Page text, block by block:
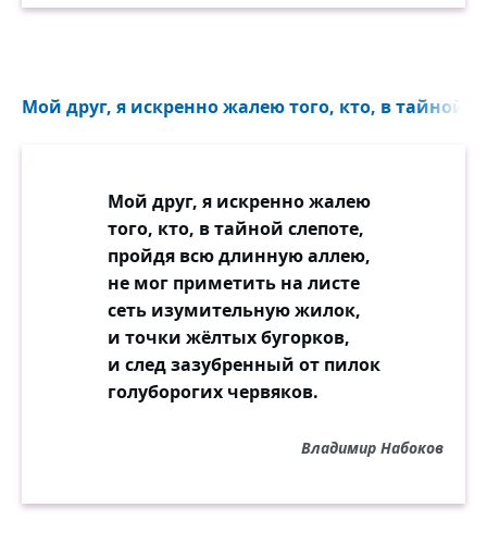
Мой друг, я искренно жалею того, кто, в тайной
Мой друг, я искренно жалею
того, кто, в тайной слепоте,
пройдя всю длинную аллею,
не мог приметить на листе
сеть изумительную жилок,
и точки жёлтых бугорков,
и след зазубренный от пилок
голуборогих червяков.
Владимир Набоков